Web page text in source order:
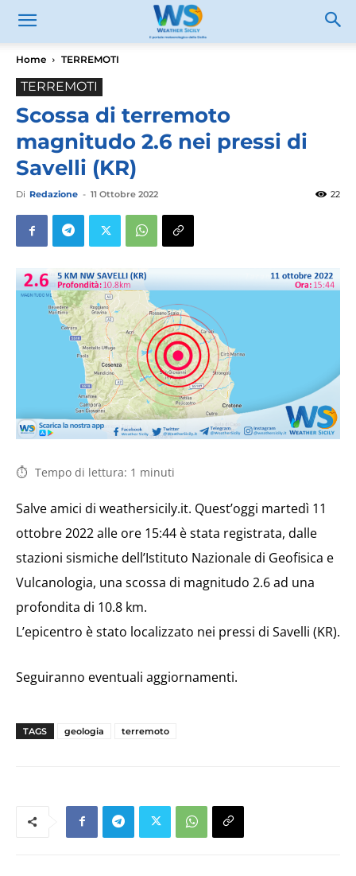
Home TERREMOTI
TERREMOTI
Scossa di terremoto
magnitudo 2.6 nei pressi di
Savelli (KR)
Di Redazione - 11 Ottobre 2022 22
Tempo di lettura: 1 minuti
Salve amici di weathersicily.it. Quest’oggi martedì 11
ottobre 2022 alle ore 15:44 è stata registrata, dalle
stazioni sismiche dell’Istituto Nazionale di Geofisica e
Vulcanologia, una scossa di magnitudo 2.6 ad una
profondita di 10.8 km.
L’epicentro è stato localizzato nei pressi di Savelli (KR).
Seguiranno eventuali aggiornamenti.
TAGS geologia terremoto